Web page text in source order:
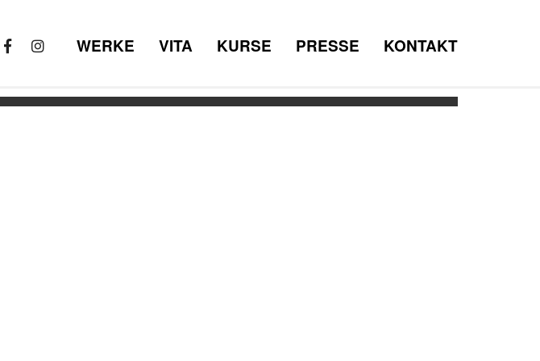
WERKE VITA KURSE PRESSE KONTAKT